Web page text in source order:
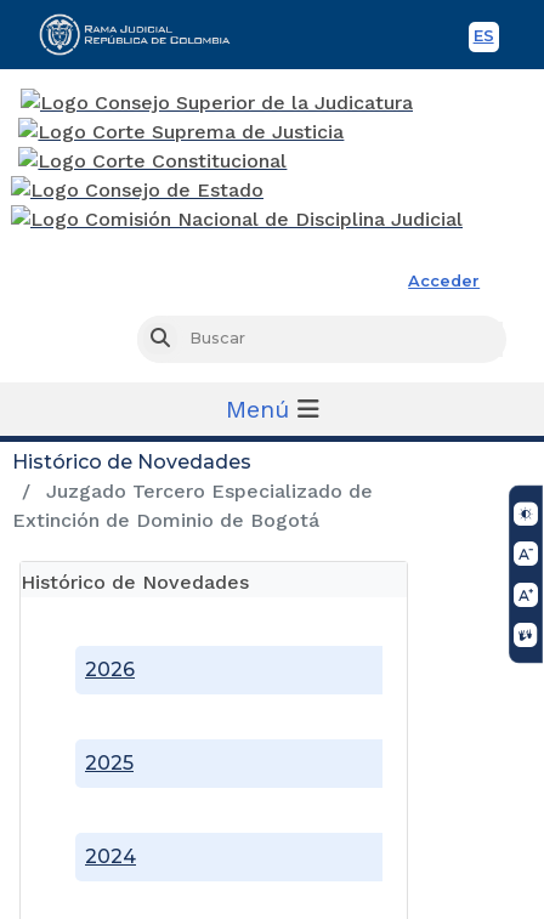
ES
Acceder
Buscar
Menú
Histórico de Novedades
Juzgado Tercero Especializado de
Extinción de Dominio de Bogotá
Histórico de Novedades
2024
2025
2026